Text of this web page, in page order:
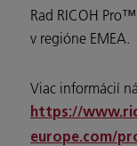
Rad RICOH
v regióne EMEA.
Viac informácií
https://
europe.com/